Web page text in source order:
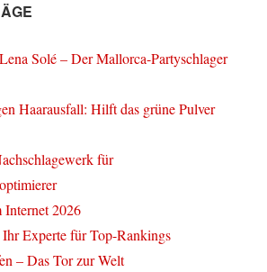
Solé – Der Mallorca-Partyschlager
Haarausfall: Hilft das grüne Pulver
für
Internet 2026
Experte für Top-Rankings
– Das Tor zur Welt